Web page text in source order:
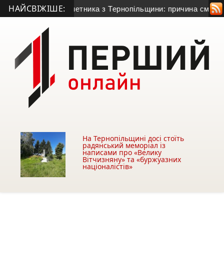
НАЙСВІЖІШЕ:
гранатометника з Тернопільщини: причина смерті –
На Тернопільщині досі стоїть
радянський меморіал із
написами про «Велику
Вітчизняну» та «буржуазних
націоналістів»